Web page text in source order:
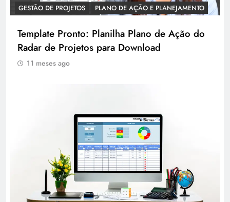
GESTÃO DE PROJETOS PLANO DE AÇÃO E PLANEJAMENTO
Template Pronto: Planilha Plano de Ação do
Radar de Projetos para Download
11 meses ago